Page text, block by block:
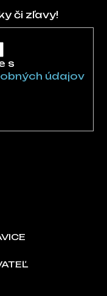
či zľavy!
s
údajov